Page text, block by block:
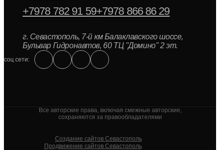
+7978 782 91 59+7978 866 86 29
г. Севастополь, 7-й км Балаклавского шоссе,
Бульвар Гидронавтов, 60 ТЦ "Домино" 2 эт.
соц сети:
Все авторские права, включая смежные авторские,
сохраняются за правообладателями
Создание сайтов Севастополь
Продвижение сайтов Севастополь